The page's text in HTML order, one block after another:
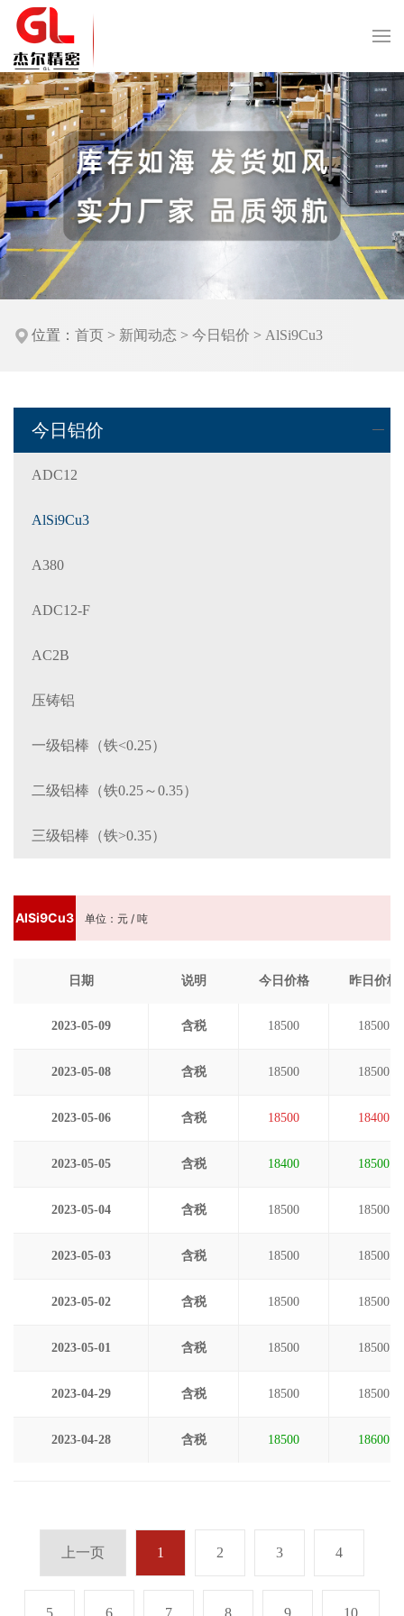
位置： 首页 > 新闻动态 > 今日铝价 > AlSi9Cu3
今日铝价
ADC12
AlSi9Cu3
A380
ADC12-F
AC2B
压铸铝
一级铝棒（铁<0.25）
二级铝棒（铁0.25～0.35）
三级铝棒（铁>0.35）
AlSi9Cu3 单位：元 / 吨
日期 说明 今日价格 昨日价格
2023-05-09 含税 18500 18500
2023-05-08 含税 18500 18500
2023-05-06 含税 18500 18400
2023-05-05 含税 18400 18500
2023-05-04 含税 18500 18500
2023-05-03 含税 18500 18500
2023-05-02 含税 18500 18500
2023-05-01 含税 18500 18500
2023-04-29 含税 18500 18500
2023-04-28 含税 18500 18600
上一页 1 2 3 4
5 6 7 8 9 10